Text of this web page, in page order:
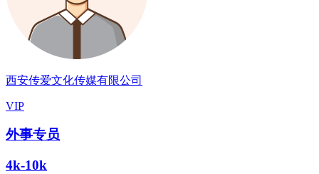
西安传爱文化传媒有限公司
VIP
外事专员
4k-10k